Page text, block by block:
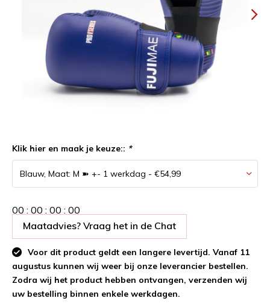
Klik hier en maak je keuze:: *
00 : 00 : 00 : 00
Maatadvies? Vraag het in de Chat
Voor dit product geldt een langere levertijd. Vanaf 11
augustus kunnen wij weer bij onze leverancier bestellen.
Zodra wij het product hebben ontvangen, verzenden wij
uw bestelling binnen enkele werkdagen.